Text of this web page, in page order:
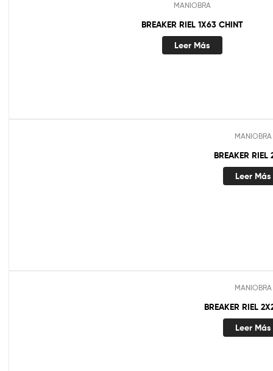
MANIOBRA
BREAKER RIEL 1X63 CHINT
Leer Más
MANIOBRA
BREAKER RIEL
Leer Más
MANIOBRA
BREAKER RIEL
Leer Más